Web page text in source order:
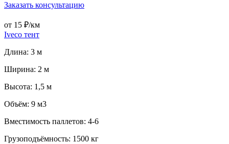
Заказать консультацию
от 15 ₽/км
Iveco тент
Длина: 3 м
Ширина: 2 м
Высота: 1,5 м
Объём: 9 м3
Вместимость паллетов: 4-6
Грузоподъёмность: 1500 кг